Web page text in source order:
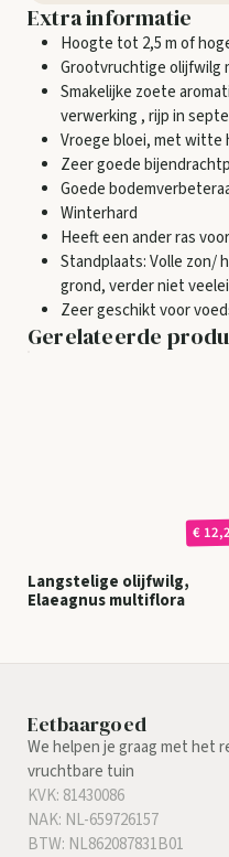
Extra informatie
Hoogte tot 2,5 m of
Grootvruchtige olijfwilg
Smakelijke zoete
verwerking , rijp in
Vroege bloei, met witte
Zeer goede
Goede
Winterhard
Heeft een ander ras
Standplaats: Volle zon/
grond, verder niet
Zeer geschikt voor
Gerelateerde
€
Langstelige olijfwilg,
Elaeagnus multiflora
Eetbaargoed
We helpen je graag met het
vruchtbare tuin
KVK: 81430086
NAK: NL-659726157
BTW: NL862087831B01